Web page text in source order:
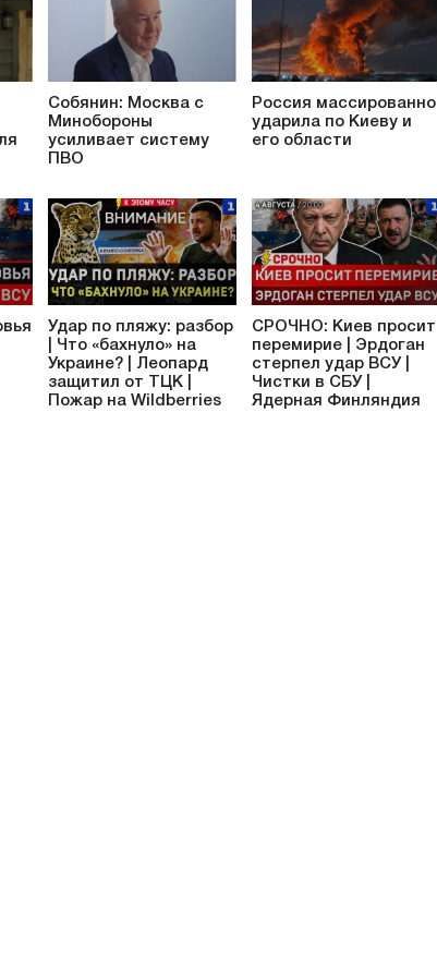
Собянин: Москва с
Минобороны
усиливает систему
ПВО
Россия массированно
ударила по Киеву и
его области
Удар по пляжу: разбор
| Что «бахнуло» на
Украине? | Леопард
защитил от ТЦК |
Пожар на Wildberries
СРОЧНО: Киев просит
перемирие | Эрдоган
стерпел удар ВСУ |
Чистки в СБУ |
Ядерная Финляндия